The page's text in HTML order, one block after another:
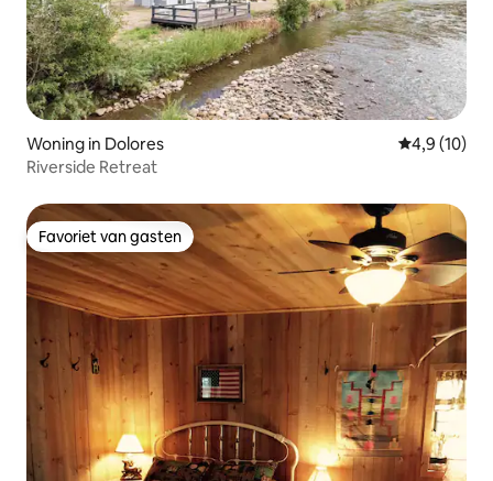
Woning in Dolores
4,9 (10)
Riverside Retreat
Favoriet van gasten
Favoriet van gasten